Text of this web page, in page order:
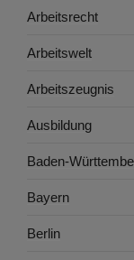
Arbeitsrecht
Arbeitswelt
Arbeitszeugnis
Ausbildung
Baden-
Bayern
Berlin